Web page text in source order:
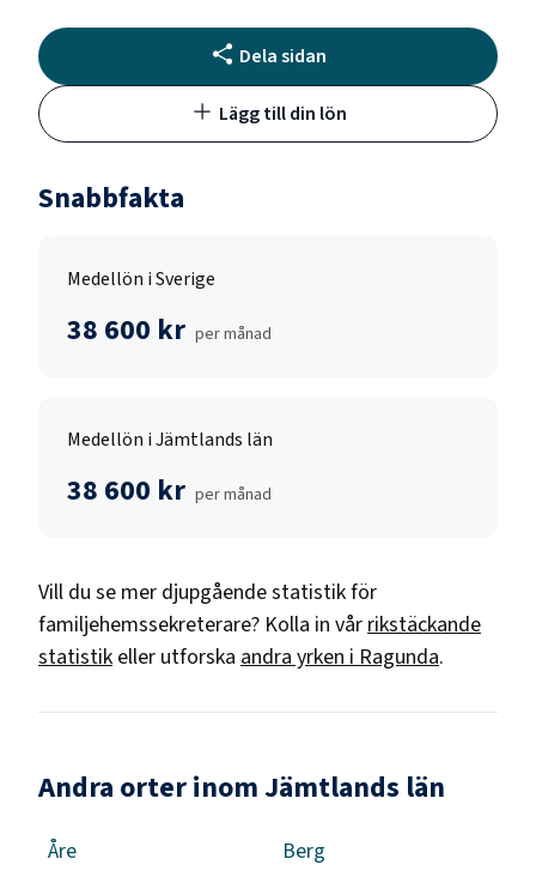
Dela sidan
Lägg till din lön
Snabbfakta
Medellön i Sverige
38 600 kr per månad
Medellön i Jämtlands län
38 600 kr per månad
Vill du se mer djupgående statistik för
familjehemssekreterare? Kolla in vår rikstäckande
statistik eller utforska andra yrken i Ragunda.
Andra orter inom Jämtlands län
Åre Berg